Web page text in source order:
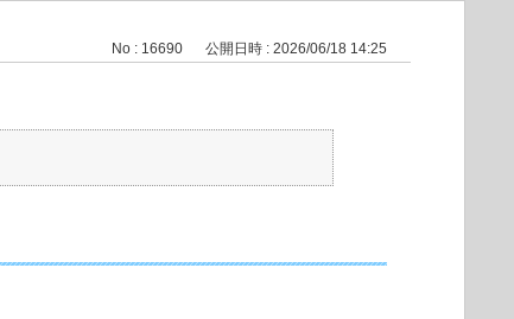
No : 16690 公開日時 : 2026/06/18 14:25